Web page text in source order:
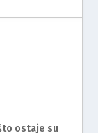
ostaje su